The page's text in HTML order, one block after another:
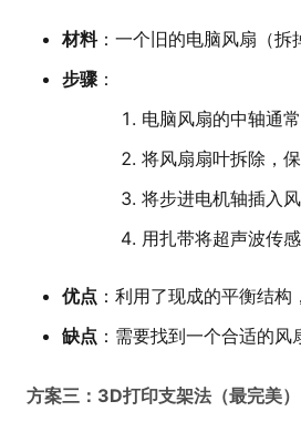
材料：一个旧的电脑风扇（拆
步骤：
电脑风扇的中轴通
将风扇扇叶拆除，保
将步进电机轴插入
用扎带将超声波传
优点 ：利用了现成的平衡结
缺点 ：需要找到一个合适的风
方案三：3D打印支架法（最完美）